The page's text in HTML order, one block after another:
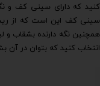
کنید که دارای سینی کف و
سینی کف این است که از
همچنین نگه دارنده بشقاب
انتخاب کنید که بتوان در آن